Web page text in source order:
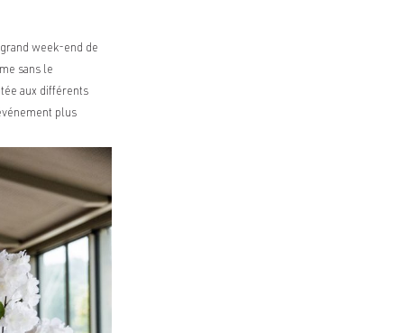
week-end de
sans le
aux différents
plus